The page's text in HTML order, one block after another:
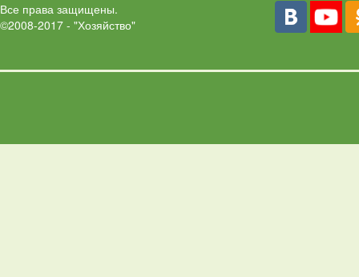
Все права защищены.
©2008-2017 - "Хозяйство"